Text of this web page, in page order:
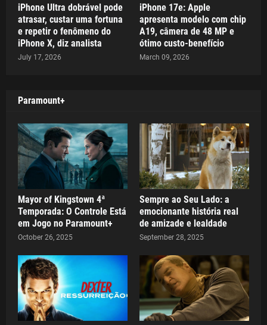
iPhone Ultra dobrável pode
atrasar, custar uma fortuna
e repetir o fenômeno do
iPhone X, diz analista
July 17, 2026
iPhone 17e: Apple
apresenta modelo com chip
A19, câmera de 48 MP e
ótimo custo-benefício
March 09, 2026
Paramount+
Mayor of Kingstown 4ª
Temporada: O Controle Está
em Jogo no Paramount+
October 26, 2025
Sempre ao Seu Lado: a
emocionante história real
de amizade e lealdade
September 28, 2025